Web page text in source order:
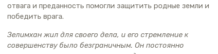
отвага и преданность помогли защитить родные земли и
победить врага.
Зелимхан жил для своего дела, и его стремление к
совершенству было безграничным. Он постоянно